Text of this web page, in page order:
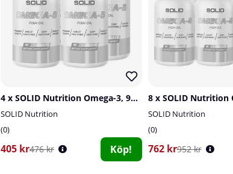
4 x SOLID Nutrition Omega-3, 90 caps
SOLID Nutrition
0
405 kr476 kr Köp!
SOLID Nutrition
0
762 kr952 kr